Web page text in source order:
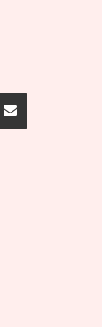
Partager par email